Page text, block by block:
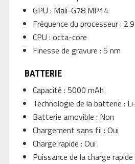
GPU : Mali-G78 MP14
Fréquence du processeur :
CPU : octa-core
Finesse de gravure : 5 nm
BATTERIE
Capacité : 5000 mAh
Technologie de la batterie :
Batterie amovible : Non
Chargement sans fil : Oui
Charge rapide : Oui
Puissance de la charge